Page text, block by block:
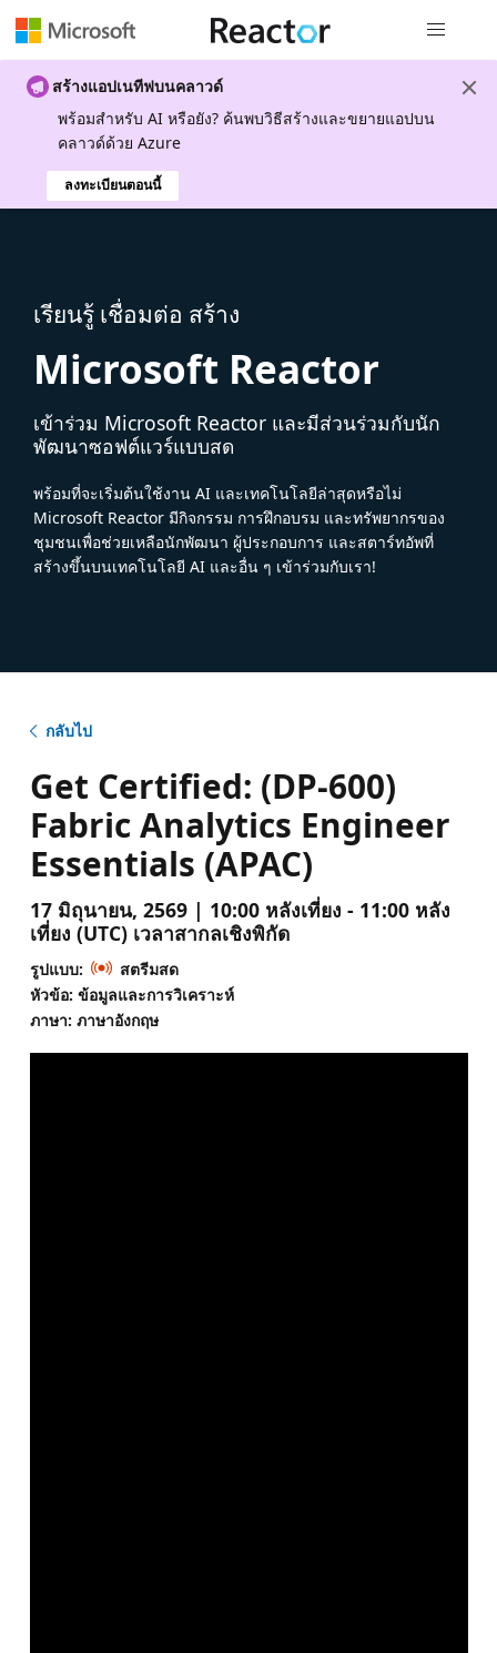
สร้างแอปเนทีฟบนคลาวด์
พร้อมสําหรับ AI หรือยัง? ค้นพบวิธีสร้างและขยายแอปบน
คลาวด์ด้วย Azure
ลงทะเบียนตอนนี้
เรียนรู้ เชื่อมต่อ สร้าง
Microsoft Reactor
เข้าร่วม Microsoft Reactor และมีส่วนร่วมกับนัก
พัฒนาซอฟต์แวร์แบบสด
พร้อมที่จะเริ่มต้นใช้งาน AI และเทคโนโลยีล่าสุดหรือไม่
Microsoft Reactor มีกิจกรรม การฝึกอบรม และทรัพยากรของ
ชุมชนเพื่อช่วยเหลือนักพัฒนา ผู้ประกอบการ และสตาร์ทอัพที่
สร้างขึ้นบนเทคโนโลยี AI และอื่น ๆ เข้าร่วมกับเรา!
กลับไป
Get Certified: (DP-600)
Fabric Analytics Engineer
Essentials (APAC)
17 มิถุนายน, 2569 | 10:00 หลังเที่ยง - 11:00 หลัง
เที่ยง (UTC) เวลาสากลเชิงพิกัด
รูปแบบ:
สตรีมสด
หัวข้อ: ข้อมูลและการวิเคราะห์
ภาษา: ภาษาอังกฤษ